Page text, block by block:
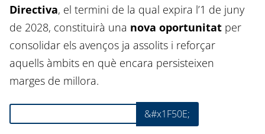
Directiva, el termini de la qual expira l’1 de juny
de 2028, constituirà una nova oportunitat per
consolidar els avenços ja assolits i reforçar
aquells àmbits en què encara persisteixen
marges de millora.
Cerca &#x1F50E;